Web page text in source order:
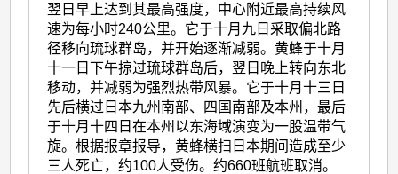
翌日早上达到其最高强度，中心附近最高持续风
速为每小时240公里。它于十月九日采取偏北路
径移向琉球群岛，并开始逐渐减弱。黄蜂于十月
十一日下午掠过琉球群岛后，翌日晚上转向东北
移动，并减弱为强烈热带风暴。它于十月十三日
先后横过日本九州南部、四国南部及本州，最后
于十月十四日在本州以东海域演变为一股温带气
旋。根据报章报导，黄蜂横扫日本期间造成至少
三人死亡，约100人受伤。约660班航班取消。